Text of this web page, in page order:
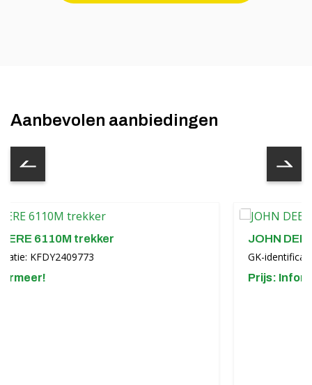
Aanbevolen aanbiedingen
trekker
JOHN DEERE 6R130
GK-identificatie:
Prijs: Informeer!